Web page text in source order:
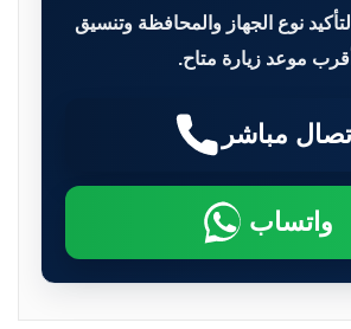
نوع الجهاز والمحافظة وتنسيق
أقرب موعد زيارة متاح.
مباشر
واتساب